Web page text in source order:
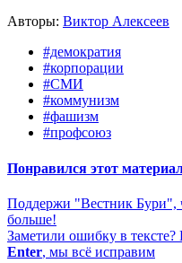
Авторы: Виктор Алексеев
#демократия
#корпорации
#СМИ
#коммунизм
#фашизм
#профсоюз
Понравился этот
Поддержи "Вестник Бури",
больше!
Заметили ошибку в
Enter, мы всё исправим